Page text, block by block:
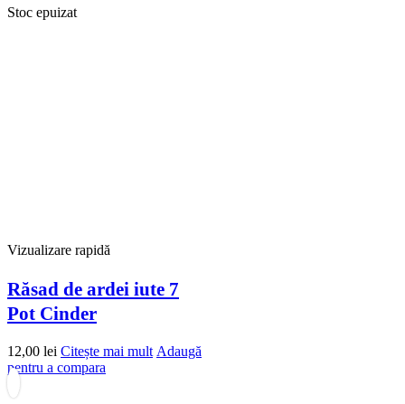
Stoc epuizat
Vizualizare rapidă
Răsad de ardei iute 7
Pot Cinder
12,00 lei Citește mai mult Adaugă
pentru a compara